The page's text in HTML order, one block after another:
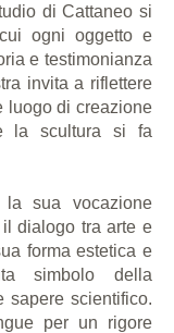
di Cattaneo si
ogni oggetto e
e testimonianza
invita a riflettere
luogo di creazione
la scultura si fa
la sua vocazione
dialogo tra arte e
forma estetica e
simbolo della
sapere scientifico.
per un rigore